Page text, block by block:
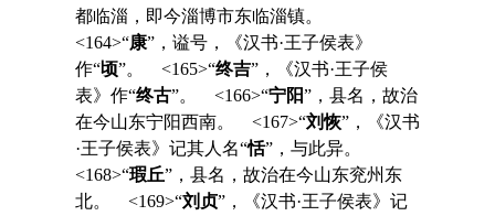
都临淄，即今淄博市东临淄镇。
<164>“康”，谥号，《汉书·王子侯表》
作“顷”。 <165>“终吉”，《汉书·王子侯
表》作“终古”。 <166>“宁阳”，县名，故治
在今山东宁阳西南。 <167>“刘恢”，《汉书
·王子侯表》记其人名“恬”，与此异。
<168>“瑕丘”，县名，故治在今山东兖州东
北。 <169>“刘贞”，《汉书·王子侯表》记